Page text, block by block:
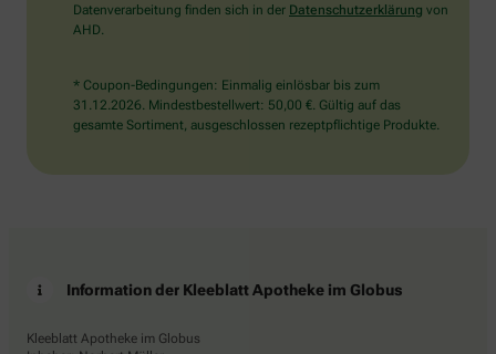
Datenverarbeitung finden sich in der Datenschutzerklärung von
AHD.
* Coupon-Bedingungen: Einmalig einlösbar bis zum
31.12.2026. Mindestbestellwert: 50,00 €. Gültig auf das
gesamte Sortiment, ausgeschlossen rezeptpflichtige Produkte.
Information der Kleeblatt Apotheke im Globus
Kleeblatt Apotheke im Globus